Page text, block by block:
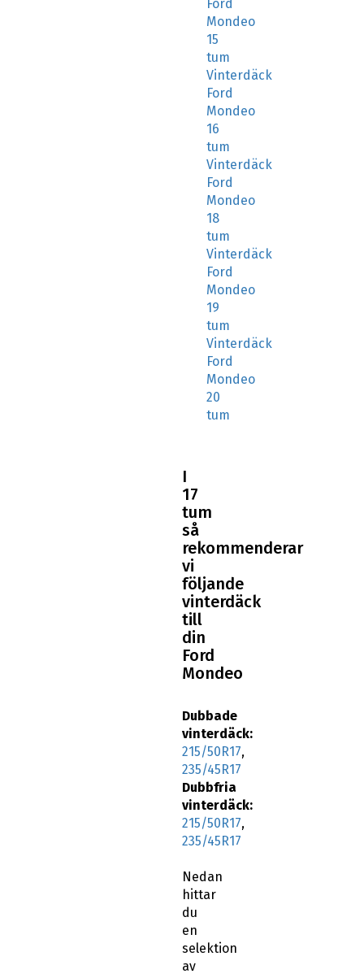
Ford
Mondeo
15
tum
Vinterdäck
Ford
Mondeo
16
tum
Vinterdäck
Ford
Mondeo
18
tum
Vinterdäck
Ford
Mondeo
19
tum
Vinterdäck
Ford
Mondeo
20
tum
I
17
tum
så
rekommenderar
vi
följande
vinterdäck
till
din
Ford
Mondeo
Dubbade
vinterdäck:
215/50R17,
235/45R17
Dubbfria
vinterdäck:
215/50R17,
235/45R17
Nedan
hittar
du
en
selektion
av